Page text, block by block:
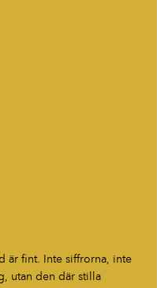
är fint. Inte siffrorna, inte
utan den där stilla